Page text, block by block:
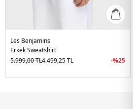
Les Benjamins
Erkek Sweatshirt
5.999,00TL4.499,25TL -%25